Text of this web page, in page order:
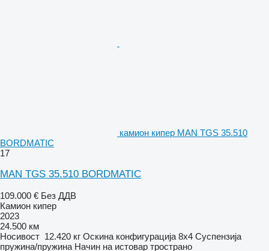
камион кипер MAN TGS 35.510
BORDMATIC
17
MAN TGS 35.510 BORDMATIC
109.000 € Без ДДВ
Камион кипер
2023
24.500 км
Носивост 12.420 кг Оскина конфигурација 8x4 Суспензија
пружина/пружина Начин на истовар тространо